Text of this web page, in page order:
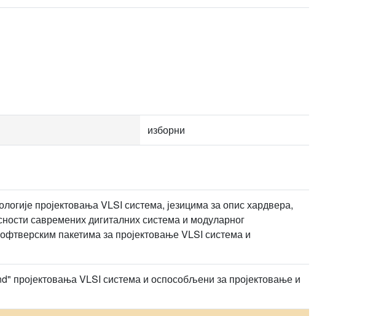
изборни
пројектовања VLSI система, језицима за опис хардвера,
савремених дигиталних система и модуларног
пакетима за пројектовање VLSI система и
пројектовања VLSI система и оспособљени за пројектовање и